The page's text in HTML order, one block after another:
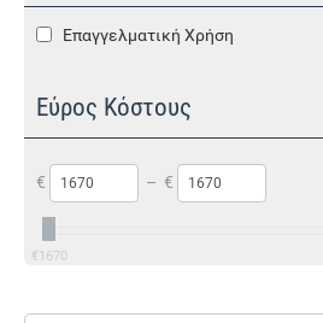
Επαγγελματική Χρήση
Εύρος Κόστους
€ – €
€1670